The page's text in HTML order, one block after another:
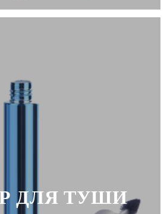
ДЛЯ ТУШИ